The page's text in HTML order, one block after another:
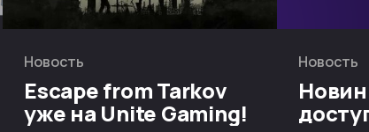
Новость
Escape from Tarkov
уже на Unite Gaming!
Новость